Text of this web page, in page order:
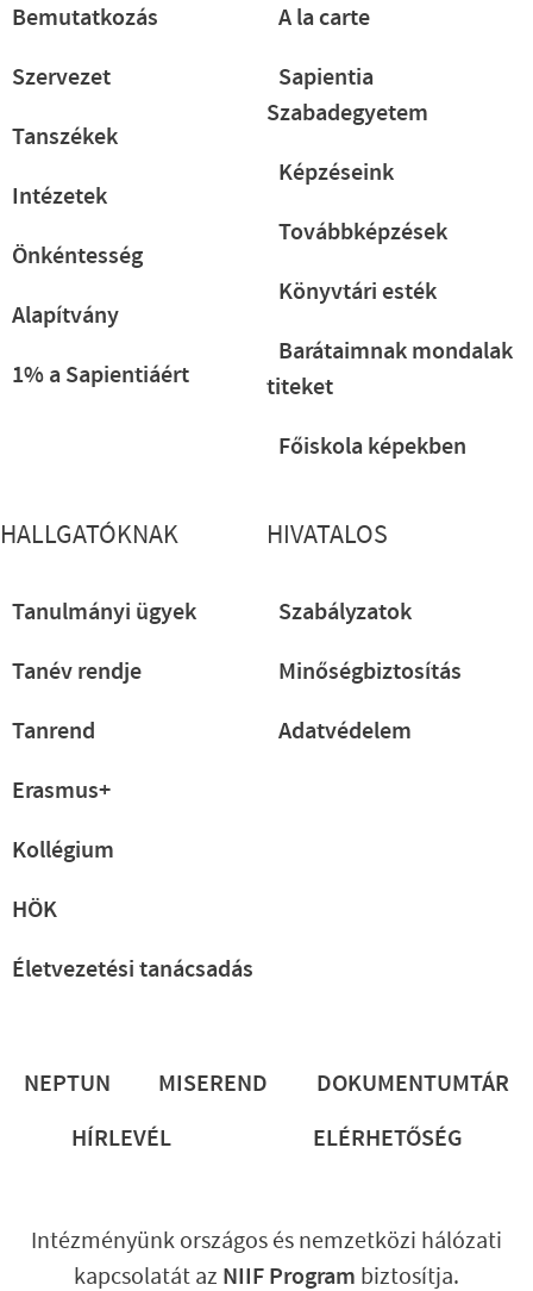
Bemutatkozás
Szervezet
Tanszékek
Intézetek
Önkéntesség
Alapítvány
1% a Sapientiáért
A la carte
Sapientia
Szabadegyetem
Képzéseink
Továbbképzések
Könyvtári esték
Barátaimnak mondalak
titeket
Főiskola képekben
HALLGATÓKNAK
Tanulmányi ügyek
Tanév rendje
Tanrend
Erasmus+
Kollégium
HÖK
Életvezetési tanácsadás
HIVATALOS
Szabályzatok
Minőségbiztosítás
Adatvédelem
Lábléc
NEPTUN MISEREND
DOKUMENTUMTÁR
HÍRLEVÉL
ELÉRHETŐSÉG
Intézményünk országos és nemzetközi hálózati
kapcsolatát az NIIF Program biztosítja.